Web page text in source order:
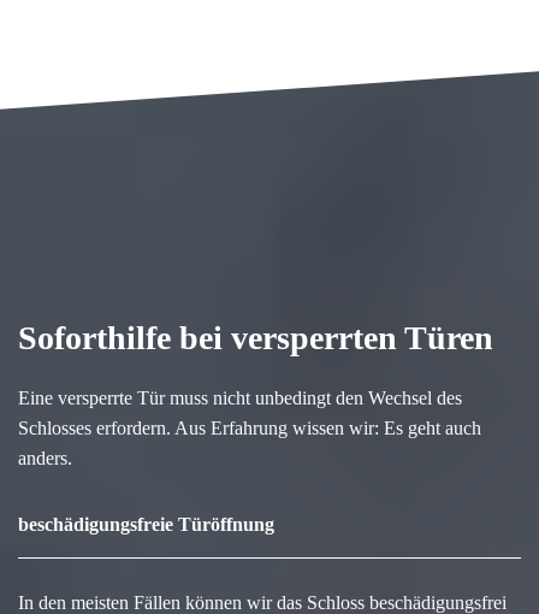
Soforthilfe bei versperrten Türen
Eine versperrte Tür muss nicht unbedingt den Wechsel des
Schlosses erfordern. Aus Erfahrung wissen wir: Es geht auch
anders.
beschädigungsfreie Türöffnung
In den meisten Fällen können wir das Schloss beschädigungsfrei